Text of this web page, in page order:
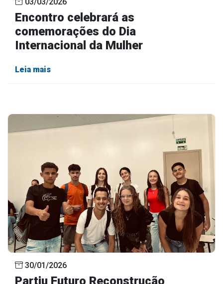
Encontro celebrará as
comemorações do Dia
Internacional da Mulher
Leia mais
30/01/2026
Partiu Futuro Reconstrução